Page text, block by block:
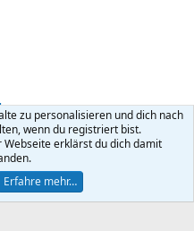
Datenschutz Hilfe
R
XenForo Ltd.
zu personalisieren und dich nach
wenn du registriert bist.
erklärst du dich damit
Erfahre mehr…